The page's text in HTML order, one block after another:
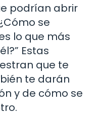
podrían abrir
se
lo que más
Estas
que te
te darán
y de cómo se